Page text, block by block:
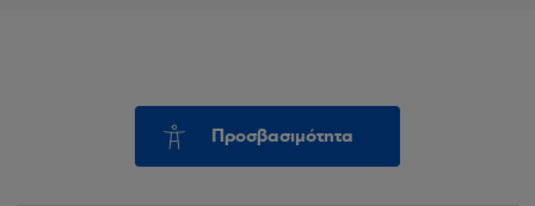
Προσβασιμότητα